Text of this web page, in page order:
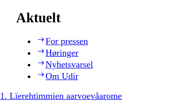
Aktuelt
For pressen
Høringer
Nyhetsvarsel
Om Udir
1. Lïerehtimmien aarvoevåarome